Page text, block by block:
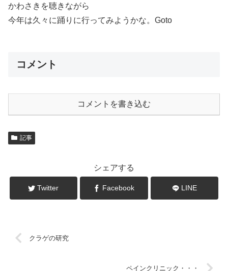
かわさきを聴きながら
今年は久々に踊りに行ってみようかな。Goto
コメント
コメントを書き込む
記事
シェアする
Twitter Facebook LINE
クラゲの研究
ペインクリニック・・・